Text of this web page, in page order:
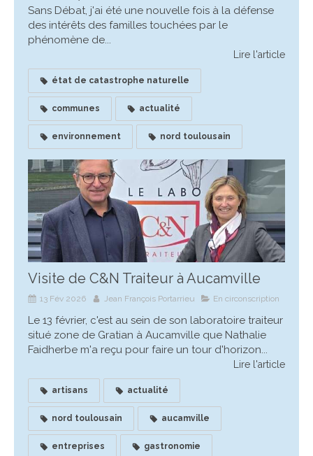
Sans Débat, j'ai été une nouvelle fois à la défense
des intérêts des familles touchées par le
phénomène de...
Lire l'article
état de catastrophe naturelle
communes actualité
environnement nord toulousain
Visite de C&N Traiteur à Aucamville
13 Fév 2026 Jean François Portarrieu En circonscription
Le 13 février, c'est au sein de son laboratoire traiteur
situé zone de Gratian à Aucamville que Nathalie
Faidherbe m'a reçu pour faire un tour d'horizon...
Lire l'article
artisans actualité
nord toulousain aucamville
entreprises gastronomie